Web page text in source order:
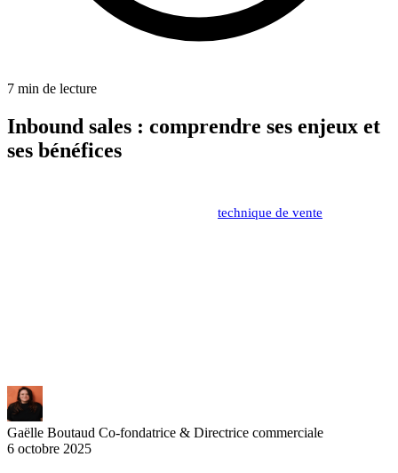
7 min de lecture
Inbound sales : comprendre ses enjeux et
ses bénéfices
technique de vente
Gaëlle Boutaud Co-fondatrice & Directrice commerciale
6 octobre 2025